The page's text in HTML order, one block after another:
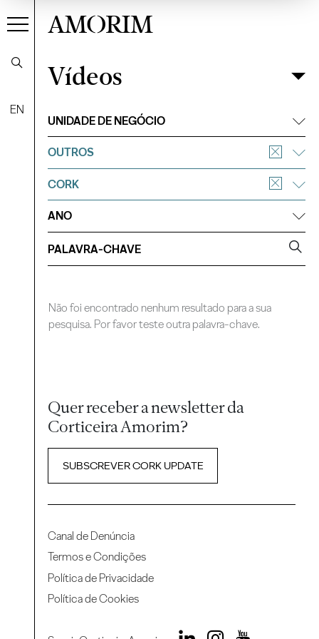
EN
AMORIM
VídeosFiltrar
Vídeos
UNIDADE DE NEGÓCIO
OUTROS
CORK
ANO
Não foi encontrado nenhum resultado para a sua
pesquisa. Por favor teste outra palavra-chave.
Quer receber a newsletter da
Corticeira Amorim?
SUBSCREVER CORK UPDATE
Canal de Denúncia
Termos e Condições
Política de Privacidade
Política de Cookies